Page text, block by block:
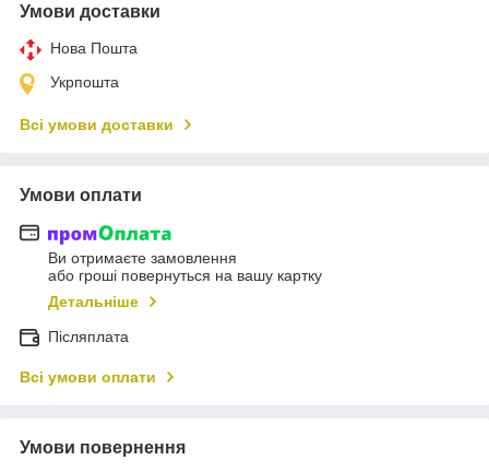
Умови доставки
Нова Пошта
Укрпошта
Всі умови доставки
Умови оплати
Ви отримаєте замовлення
або гроші повернуться на вашу картку
Детальніше
Післяплата
Всі умови оплати
Умови повернення